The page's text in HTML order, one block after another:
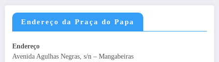
Endereço da Praça do Papa
Endereço
Avenida Agulhas Negras, s/n – Mangabeiras